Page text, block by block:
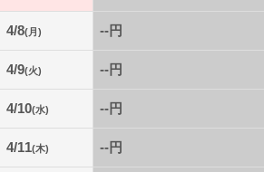
4/8(月) --円
4/9(火) --円
4/10(水) --円
4/11(木) --円